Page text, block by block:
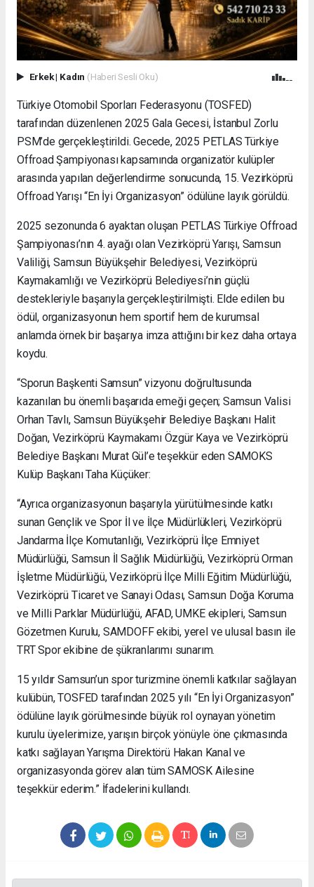
Erkek| Kadın (Haberi Sesli Oku)
Türkiye Otomobil Sporları Federasyonu (TOSFED)
tarafından düzenlenen 2025 Gala Gecesi, İstanbul Zorlu
PSM’de gerçekleştirildi. Gecede, 2025 PETLAS Türkiye
Offroad Şampiyonası kapsamında organizatör kulüpler
arasında yapılan değerlendirme sonucunda, 15. Vezirköprü
Offroad Yarışı “En İyi Organizasyon” ödülüne layık görüldü.
2025 sezonunda 6 ayaktan oluşan PETLAS Türkiye Offroad
Şampiyonası’nın 4. ayağı olan Vezirköprü Yarışı, Samsun
Valiliği, Samsun Büyükşehir Belediyesi, Vezirköprü
Kaymakamlığı ve Vezirköprü Belediyesi’nin güçlü
destekleriyle başarıyla gerçekleştirilmişti. Elde edilen bu
ödül, organizasyonun hem sportif hem de kurumsal
anlamda örnek bir başarıya imza attığını bir kez daha ortaya
koydu.
“Sporun Başkenti Samsun” vizyonu doğrultusunda
kazanılan bu önemli başarıda emeği geçen; Samsun Valisi
Orhan Tavlı, Samsun Büyükşehir Belediye Başkanı Halit
Doğan, Vezirköprü Kaymakamı Özgür Kaya ve Vezirköprü
Belediye Başkanı Murat Gül’e teşekkür eden SAMOKS
Kulüp Başkanı Taha Küçüker:
“Ayrıca organizasyonun başarıyla yürütülmesinde katkı
sunan Gençlik ve Spor İl ve İlçe Müdürlükleri, Vezirköprü
Jandarma İlçe Komutanlığı, Vezirköprü İlçe Emniyet
Müdürlüğü, Samsun İl Sağlık Müdürlüğü, Vezirköprü Orman
İşletme Müdürlüğü, Vezirköprü İlçe Milli Eğitim Müdürlüğü,
Vezirköprü Ticaret ve Sanayi Odası, Samsun Doğa Koruma
ve Milli Parklar Müdürlüğü, AFAD, UMKE ekipleri, Samsun
Gözetmen Kurulu, SAMDOFF ekibi, yerel ve ulusal basın ile
TRT Spor ekibine de şükranlarımı sunarım.
15 yıldır Samsun’un spor turizmine önemli katkılar sağlayan
kulübün, TOSFED tarafından 2025 yılı “En İyi Organizasyon”
ödülüne layık görülmesinde büyük rol oynayan yönetim
kurulu üyelerimize, yarışın birçok yönüyle öne çıkmasında
katkı sağlayan Yarışma Direktörü Hakan Kanal ve
organizasyonda görev alan tüm SAMOSK Ailesine
teşekkür ederim.” İfadelerini kullandı.